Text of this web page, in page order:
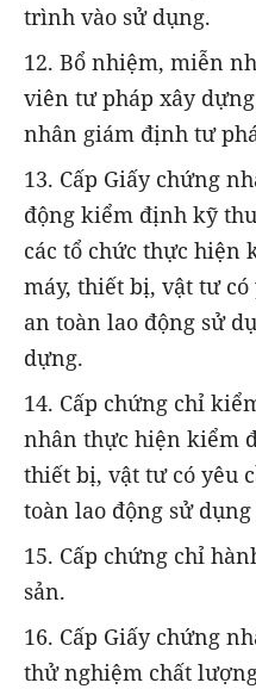
trình vào sử dụng.
12. Bổ nhiệm, miễn
viên tư pháp xây
nhân giám định tư
13. Cấp Giấy chứng
động kiểm định kỹ
các tổ chức thực hiện
máy, thiết bị, vật tư
an toàn lao động sử
dựng.
14. Cấp chứng chỉ
nhân thực hiện kiểm
thiết bị, vật tư có yêu
toàn lao động sử
15. Cấp chứng chỉ
sản.
16. Cấp Giấy chứng
thử nghiệm chất